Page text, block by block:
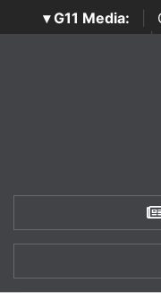
▾ G11 Media:
SecurityOpenLab |